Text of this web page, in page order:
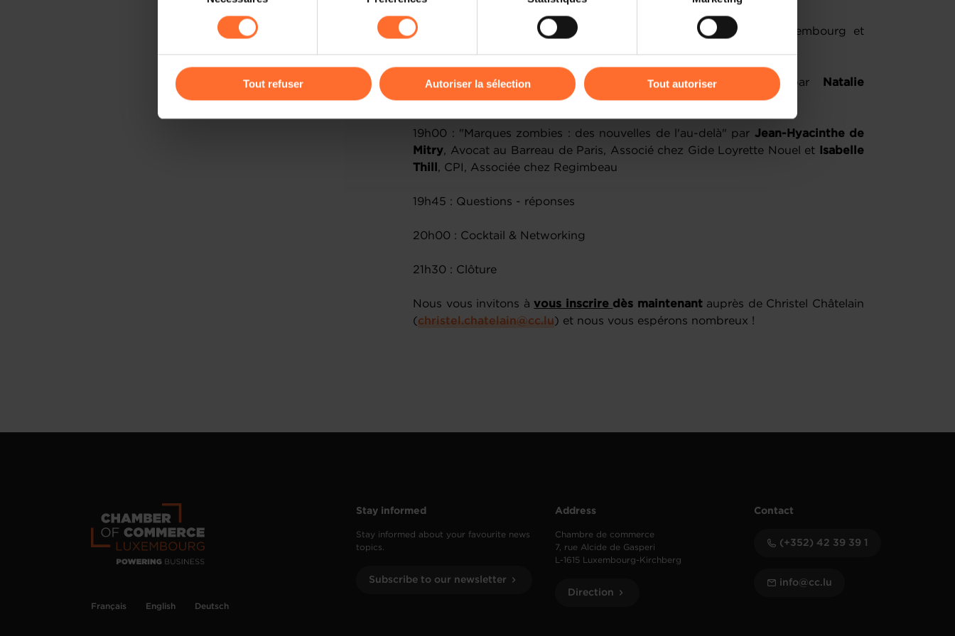
cas de refus de tous les cookies ou des cookies non nécessaires.
gauche de chaque page.
Charte d’usage des cookieset notrePolitique de protection des données
consentement
Tout refuser Autoriser la sélection Tout autoriser
18h00 : Introduction par Katia Manhaeve
, Présidente AIPPI Luxembourg et
18h15 : "Les marques renommées : morceaux choisis" par
Natalie
Schall,Référendaire au Tribunal de l'Union Européenne
19h00 : "Marques zombies : des nouvelles de l'au-delà" par Jean-Hyacinthe de
Mitry, Avocat au Barreau de Paris, Associé chez Gide Loyrette Nouel et
Isabelle
Thill , CPI, Associée chez Regimbeau
19h45 : Questions - réponses
20h00 : Cocktail & Networking
21h30 : Clôture
Nous vous invitons àvous inscrire dès maintenantauprès de Christel Châtelain
( christel.chatelain@cc.lu ) et nous vous espérons nombreux !
Français English Deutsch
Stay informed
Stay informed about your favourite news
topics.
Subscribe to our newsletter
Address
Chambre de commerce
7, rue Alcide de Gasperi
L-1615 Luxembourg-Kirchberg
Direction
Contact
(+352) 42 39 39 1
info@cc.lu